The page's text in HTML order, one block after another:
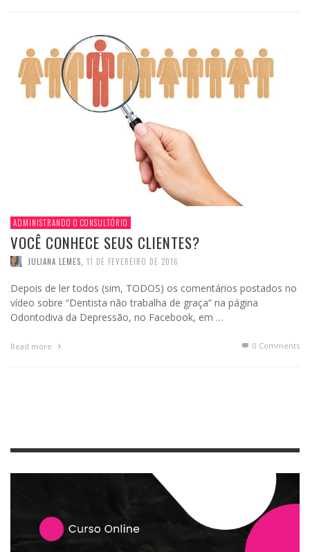
ADMINISTRANDO O CONSULTÓRIO
VOCÊ CONHECE SEUS CLIENTES?
JULIANA LEMES 11 DE FEVEREIRO DE 2016
Depois de ler todos (sim, TODOS) os comentários postados no
vídeo sobre “Dentista não trabalha de graça” na página
Odontodiva da Depressão, no Facebook, em …
Read more 0 Comments